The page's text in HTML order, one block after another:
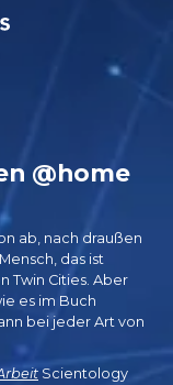
@home
ab, nach draußen
das ist
Twin Cities. Aber
es im Buch
bei jeder Art von
Scientology